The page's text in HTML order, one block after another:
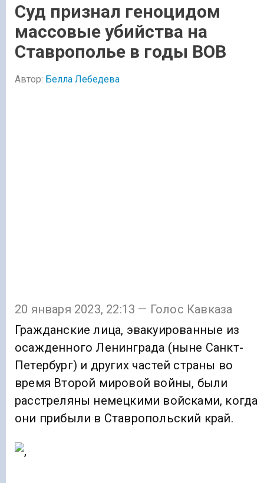
Суд признал геноцидом
массовые убийства на
Ставрополье в годы ВОВ
Автор: Белла Лебедева
20 января 2023, 22:13 — Голос Кавказа
Гражданские лица, эвакуированные из
осажденного Ленинграда (ныне Санкт-
Петербург) и других частей страны во
время Второй мировой войны, были
расстреляны немецкими войсками, когда
они прибыли в Ставропольский край.